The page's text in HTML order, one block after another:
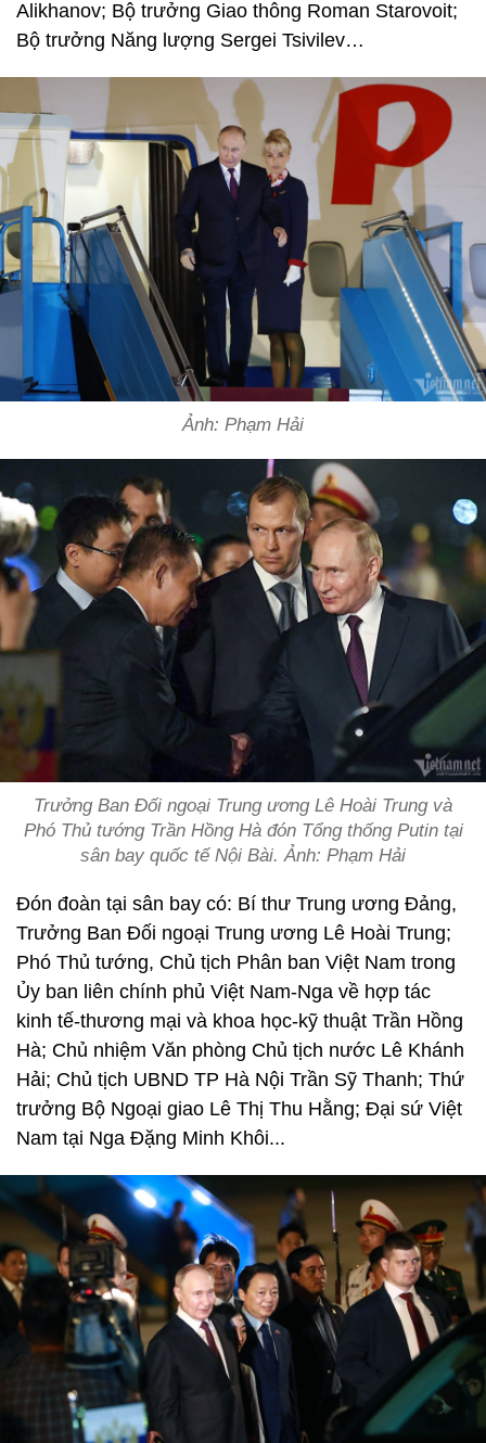
Alikhanov; Bộ trưởng Giao thông Roman Starovoit;
Bộ trưởng Năng lượng Sergei Tsivilev…
Ảnh: Phạm Hải
Trưởng Ban Đối ngoại Trung ương Lê Hoài Trung và
Phó Thủ tướng Trần Hồng Hà đón Tổng thống Putin tại
sân bay quốc tế Nội Bài. Ảnh: Phạm Hải
Đón đoàn tại sân bay có: Bí thư Trung ương Đảng,
Trưởng Ban Đối ngoại Trung ương Lê Hoài Trung;
Phó Thủ tướng, Chủ tịch Phân ban Việt Nam trong
Ủy ban liên chính phủ Việt Nam-Nga về hợp tác
kinh tế-thương mại và khoa học-kỹ thuật Trần Hồng
Hà; Chủ nhiệm Văn phòng Chủ tịch nước Lê Khánh
Hải; Chủ tịch UBND TP Hà Nội Trần Sỹ Thanh; Thứ
trưởng Bộ Ngoại giao Lê Thị Thu Hằng; Đại sứ Việt
Nam tại Nga Đặng Minh Khôi...